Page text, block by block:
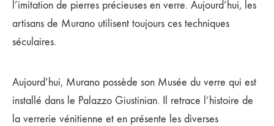
l’imitation de pierres précieuses en verre. Aujourd’hui, les
artisans de Murano utilisent toujours ces techniques
séculaires.
Aujourd’hui, Murano possède son Musée du verre qui est
installé dans le Palazzo Giustinian. Il retrace l’histoire de
la verrerie vénitienne et en présente les diverses